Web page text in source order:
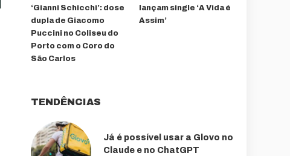
‘Gianni Schicchi’: dose
dupla de Giacomo
Puccini no Coliseu do
Porto com o Coro do
São Carlos
lançam single ‘A Vida é
Assim’
TENDÊNCIAS
Já é possível usar a Glovo no
Claude e no ChatGPT